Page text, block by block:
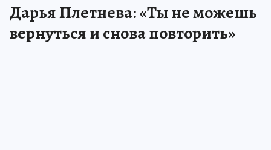
Дарья Плетнева: «Ты не можешь
вернуться и снова повторить»